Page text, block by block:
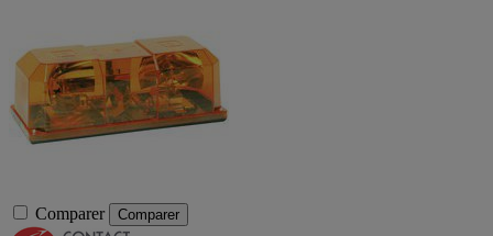
Comparer Comparer